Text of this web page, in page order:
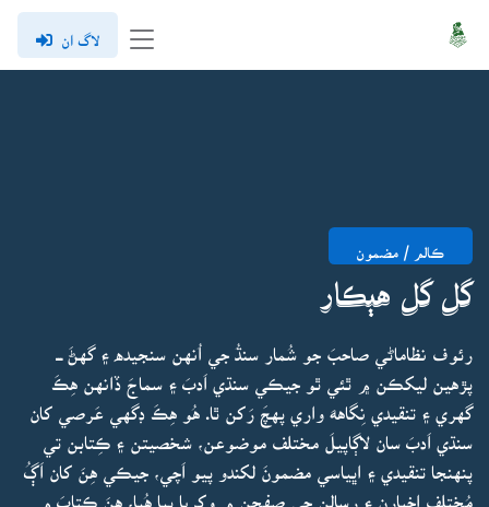
لاگ ان
ڪالم / مضمون
گل گل هٻڪار
رئوف نظاماڻي صاحبَ جو شُمار سنڌُ جي اُنهن سنجيده ۽ گهڻَ ـــ
پڙهين ليکڪن ۾ ٿئي ٿو جيڪي سنڌي اَدبَ ۽ سماجَ ڏانهن هِڪَ
گهري ۽ تنقيدي نِگاههَ واري پهچَ رَکن ٿا. هُو هِڪَ ڊگهي عَرصي کان
سنڌي اَدبَ سان لاڳاپيلَ مختلف موضوعن، شخصيتن ۽ ڪِتابن تي
پنهنجا تنقيدي ۽ اڀياسي مضمونَ لکندو پيو اَچي، جيڪي هِنَ کان اَڳُ
مُختلف اخبارن ۽ رسالن جي صفحن ۾ وکريا پيا هُيا، هِنَ ڪِتابَ ۾